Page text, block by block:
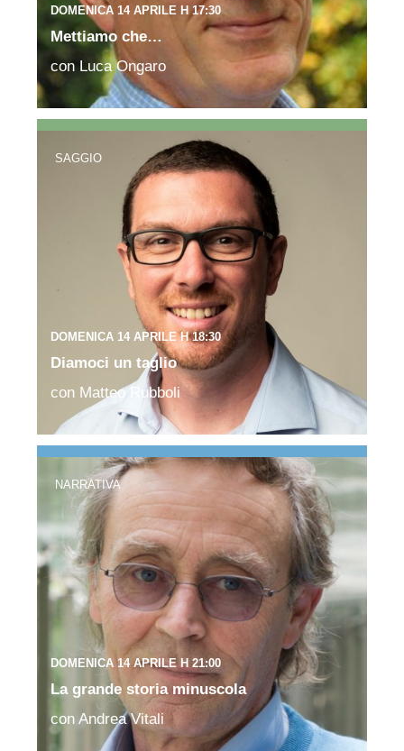
DOMENICA 14 APRILE H 17:30
Mettiamo che…
con Luca Ongaro
SAGGIO
DOMENICA 14 APRILE H 18:30
Diamoci un taglio
con Matteo Rubboli
NARRATIVA
DOMENICA 14 APRILE H 21:00
La grande storia minuscola
con Andrea Vitali